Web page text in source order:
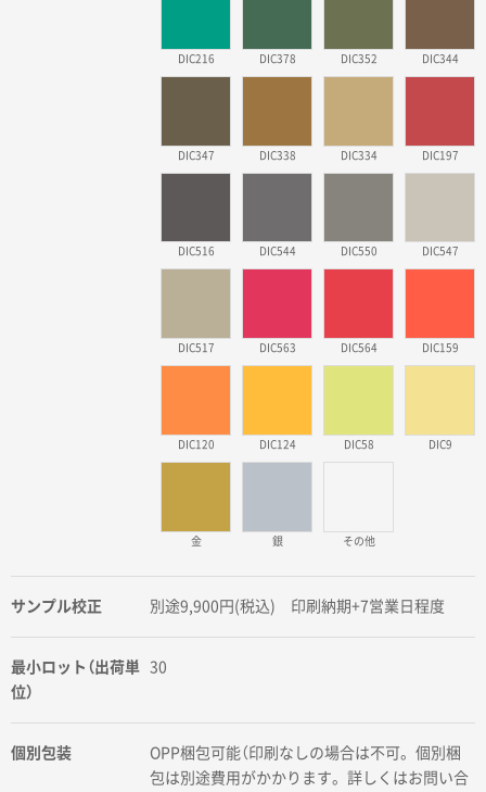
DIC216 DIC378 DIC352 DIC344
DIC347 DIC338 DIC334 DIC197
DIC516 DIC544 DIC550 DIC547
DIC517 DIC563 DIC564 DIC159
DIC120 DIC124 DIC58 DIC9
金 銀 その他
サンプル校正 別途9,900円(税込) 印刷納期+7営業日程度
最小ロット（出荷単
位）
30
個別包装
OPP梱包可能（印刷なしの場合は不可。個別梱
包は別途費用がかかります。詳しくはお問い合